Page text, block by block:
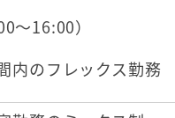
～16:00）
内のフレックス勤務